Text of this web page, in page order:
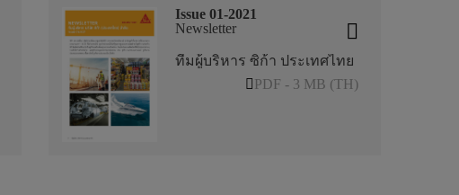
Issue 01-2021
Newsletter
ทีมผู้บริหาร ซิก้า ประเทศไทย
PDF - 3 MB (TH)